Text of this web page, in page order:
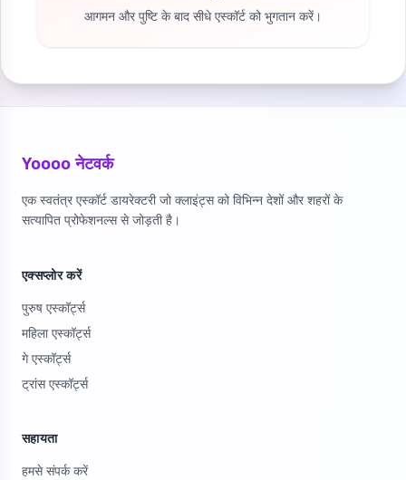
आगमन और पुष्टि के बाद सीधे एस्कॉर्ट को भुगतान करें।
Yoooo नेटवर्क
एक स्वतंत्र एस्कॉर्ट डायरेक्टरी जो क्लाइंट्स को विभिन्न देशों और शहरों के
सत्यापित प्रोफेशनल्स से जोड़ती है।
एक्सप्लोर करें
पुरुष एस्कॉर्ट्स
महिला एस्कॉर्ट्स
गे एस्कॉर्ट्स
ट्रांस एस्कॉर्ट्स
सहायता
हमसे संपर्क करें